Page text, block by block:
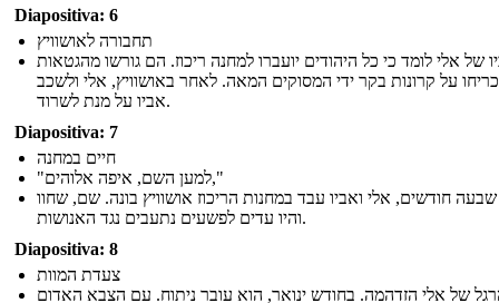
Diapositiva: 6
תחבורה לאושוויץ
של אלי לומד כי כל היהודים יועברו למחנה ריכוז. הם גורשו מהגטאות
על קרונות בקר ידי המסוקים המאה. לאחר באושוויץ, אלי ולשכב
אביו על מנת לשרוד.
Diapositiva: 7
חיים במחנה
"למען השם, איפה אלוהים,"
חודשים, אלי ואביו עבד במחנות הריכוז אושוויץ בונה. שם, שחוו
והיו עדים לפשעים נתעבים נגד האנושות.
Diapositiva: 8
צעדת המוות
של אלי הזדהמה. בחודש ינואר, הוא עובר ניתוח. עם הצבא האדום